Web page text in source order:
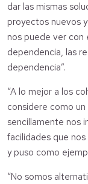
dar las mismas
proyectos nuevos
nos puede ver con
dependencia, las
dependencia”.
“A lo mejor a los
considere como
sencillamente nos
facilidades que
y puso como
“No somos